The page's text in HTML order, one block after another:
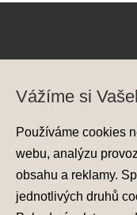
Služby
Hyundai
Vážíme si
Používáme cookies
webu, analýzu
obsahu a reklamy.
jednotlivých druhů